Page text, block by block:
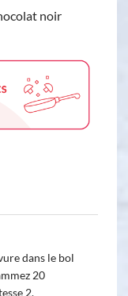
noir
dans le bol
20
2.